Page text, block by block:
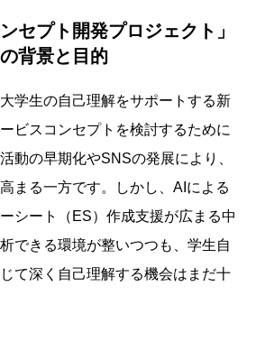
セプト開発プロジェクト」
の背景と目的
学生の自己理解をサポートする新
ビスコンセプトを検討するために
動の早期化やSNSの発展により、
まる一方です。しかし、AIによる
シート（ES）作成支援が広まる中
できる環境が整いつつも、学生自
て深く自己理解する機会はまだ十